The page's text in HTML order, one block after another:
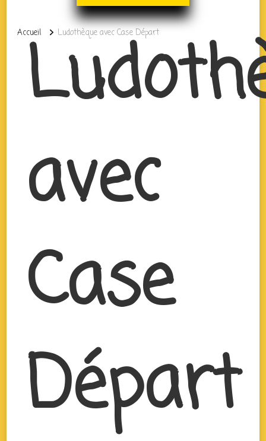
Accueil Ludothèque avec Case Départ
avec
Case
Départ